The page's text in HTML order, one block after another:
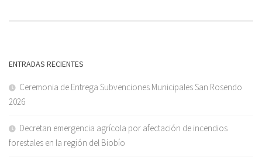
ENTRADAS RECIENTES
Ceremonia de Entrega Subvenciones Municipales San Rosendo
2026
Decretan emergencia agrícola por afectación de incendios
forestales en la región del Biobío